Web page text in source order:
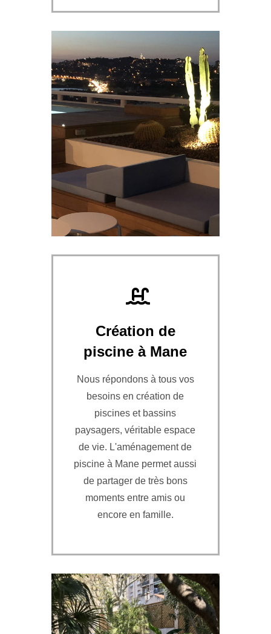
Création de
piscine à Mane
Nous répondons à tous vos
besoins en création de
piscines et bassins
paysagers, véritable espace
de vie. L'aménagement de
piscine à Mane permet aussi
de partager de très bons
moments entre amis ou
encore en famille.